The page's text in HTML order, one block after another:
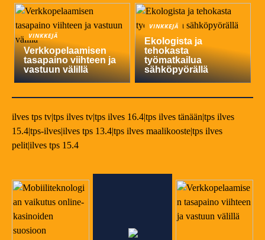
VINKKEJÄ
Verkkopelaamisen
tasapaino viihteen ja
vastuun välillä
VINKKEJÄ
Ekologista ja
tehokasta
työmatkailua
sähköpyörällä
ilves tps tv|tps ilves tv|tps ilves 16.4|tps ilves tänään|tps ilves
15.4|tps-ilves|ilves tps 13.4|tps ilves maalikooste|tps ilves
pelit|ilves tps 15.4